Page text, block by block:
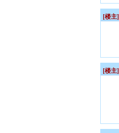
[楼主]
[楼主]